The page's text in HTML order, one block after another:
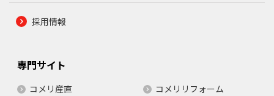
採用情報
専門サイト
コメリ産直
コメリリフォーム